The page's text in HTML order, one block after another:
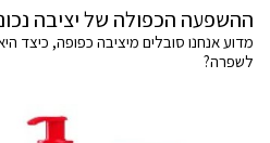
ההשפעה הכפולה של יציבה
מדוע אנחנו סובלים מיציבה כפופה, כיצד
לשפרה?